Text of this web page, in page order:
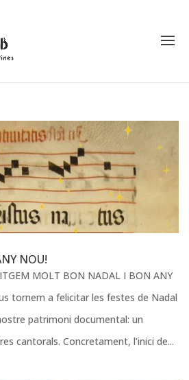
NOU!
MOLT BON NADAL I BON ANY
tornem a felicitar les festes de Nadal
patrimoni documental: un
cantorals. Concretament, l’inici de...